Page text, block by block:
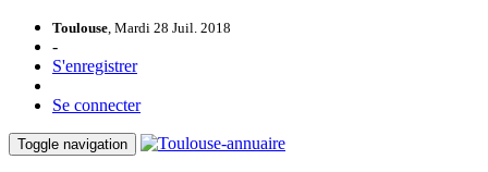
Toulouse, Mardi 28 Juil. 2018
-
S'enregistrer
Se connecter
Toggle navigation